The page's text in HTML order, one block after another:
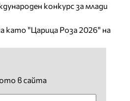
конкурс за млади
като "Царица Роза 2026" на
в сайта